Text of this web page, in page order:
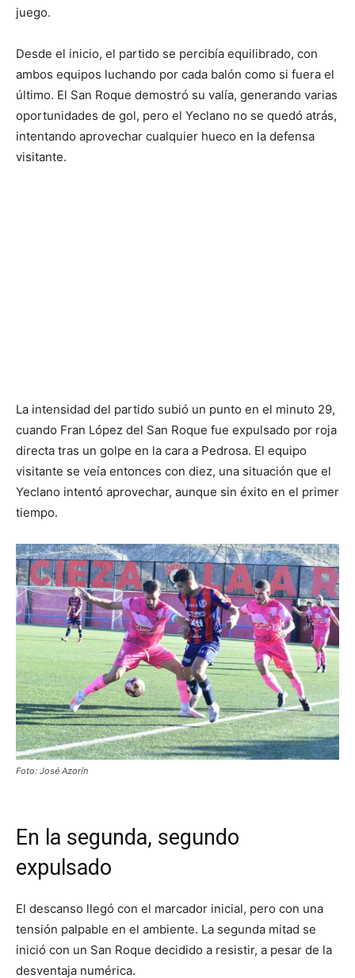
juego.
Desde el inicio, el partido se percibía equilibrado, con
ambos equipos luchando por cada balón como si fuera el
último. El San Roque demostró su valía, generando varias
oportunidades de gol, pero el Yeclano no se quedó atrás,
intentando aprovechar cualquier hueco en la defensa
visitante.
La intensidad del partido subió un punto en el minuto 29,
cuando Fran López del San Roque fue expulsado por roja
directa tras un golpe en la cara a Pedrosa. El equipo
visitante se veía entonces con diez, una situación que el
Yeclano intentó aprovechar, aunque sin éxito en el primer
tiempo.
Foto: José Azorín
En la segunda, segundo
expulsado
El descanso llegó con el marcador inicial, pero con una
tensión palpable en el ambiente. La segunda mitad se
inició con un San Roque decidido a resistir, a pesar de la
desventaja numérica.